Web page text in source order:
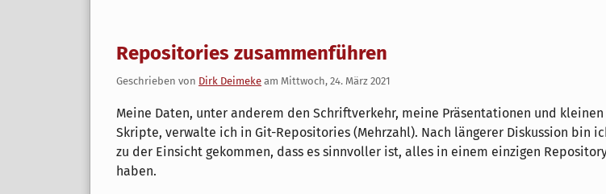
Repositories zusammenführen
Geschrieben von Dirk Deimeke am Mittwoch, 24. März 2021
Meine Daten, unter anderem den Schriftverkehr, meine Präsentationen und kleinen
Skripte, verwalte ich in Git-Repositories (Mehrzahl). Nach längerer Diskussion bin
zu der Einsicht gekommen, dass es sinnvoller ist, alles in einem einzigen
haben.